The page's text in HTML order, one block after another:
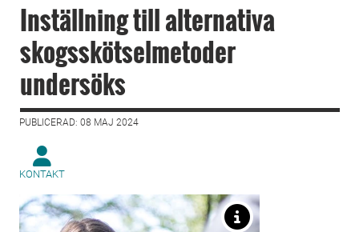
Inställning till alternativa
skogsskötselmetoder
undersöks
PUBLICERAD: 08 MAJ 2024
KONTAKT